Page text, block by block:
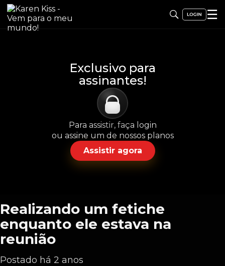
☰
Exclusivo para
assinantes!
Para assistir, faça login
ou assine um de nossos planos
Assistir agora
Realizando um fetiche
enquanto ele estava na
reunião
Postado há 2 anos